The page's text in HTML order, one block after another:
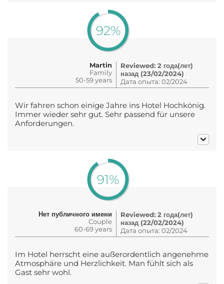
92%
Martin
Family
50-59 years
Reviewed: 2 года(лет)
назад (23/02/2024)
Дата опыта: 02/2024
Wir fahren schon einige Jahre ins Hotel Hochkönig.
Immer wieder sehr gut. Sehr passend für unsere
Anforderungen.
91%
Нет публичного имени
Couple
60-69 years
Reviewed: 2 года(лет)
назад (22/02/2024)
Дата опыта: 02/2024
Im Hotel herrscht eine außerordentlich angenehme
Atmosphäre und Herzlichkeit. Man fühlt sich als
Gast sehr wohl.